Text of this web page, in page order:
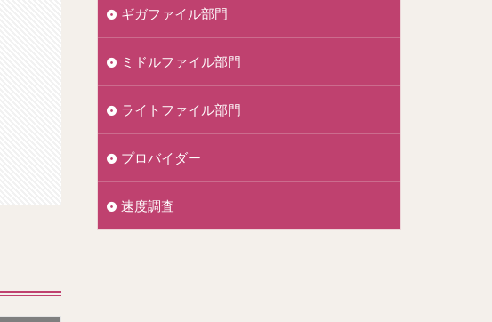
ギガファイル部門
ミドルファイル部門
ライトファイル部門
プロバイダー
速度調査